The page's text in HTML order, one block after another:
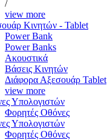
/
view more
Κινητών - Tablet
Power Bank
Power Banks
Ακουστικά
Βάσεις Κινητών
Διάφορα Αξεσουάρ Tablet
view more
Υπολογιστών
Φορητές Οθόνες
Υπολογιστών
Φορητές Οθόνες